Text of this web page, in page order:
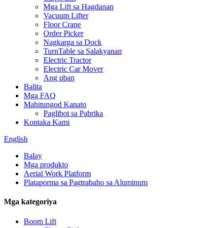
Mga Lift sa Hagdanan
Vacuum Lifter
Floor Crane
Order Picker
Nagkarga sa Dock
TurnTable sa Salakyanan
Electric Tractor
Electric Car Mover
Ang uban
Balita
Mga FAQ
Mahitungod Kanato
Paglibot sa Pabrika
Kontaka Kami
English
Balay
Mga produkto
Aerial Work Platform
Plataporma sa Pagtrabaho sa Aluminum
Mga kategoriya
Boom Lift